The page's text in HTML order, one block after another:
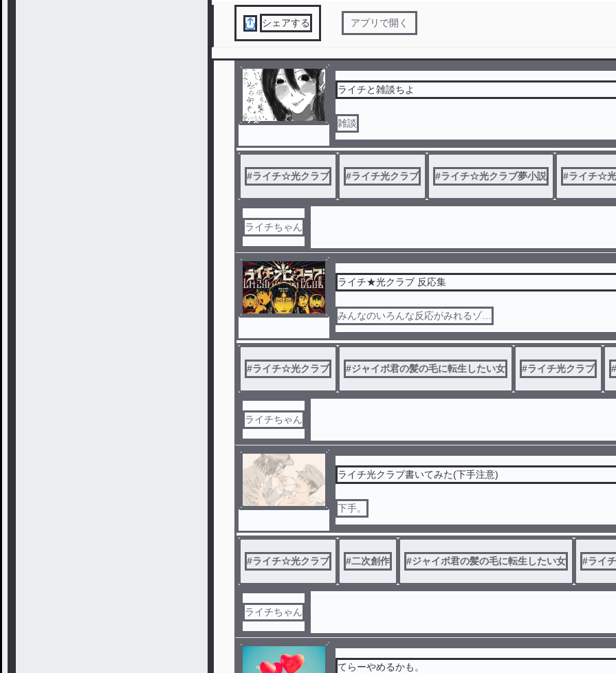
シェアする アプリで開く
ノベ
ライチと雑談ちよ
雑談
#ライチ☆光クラブ #ライチ光クラブ #ライチ☆光クラブ夢小説 #ライチ☆
ライチちゃん
ライチ★光クラブ 反応集
みんなのいろんな反応がみれるゾ…
#ライチ☆光クラブ #ジャイボ君の髪の毛に転生したい女 #ライチ光クラブ #
ライチちゃん
ライチ光クラブ書いてみた(下手注意)
下手。
#ライチ☆光クラブ #二次創作 #ジャイボ君の髪の毛に転生したい女 #ライ
ライチちゃん
てらーやめるかも。